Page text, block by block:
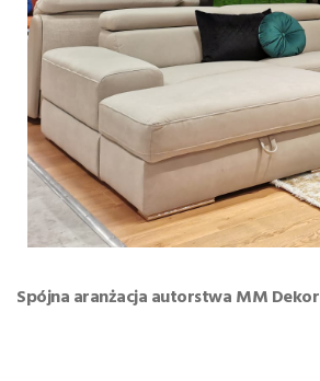
Spójna aranżacja autorstwa MM Dekor